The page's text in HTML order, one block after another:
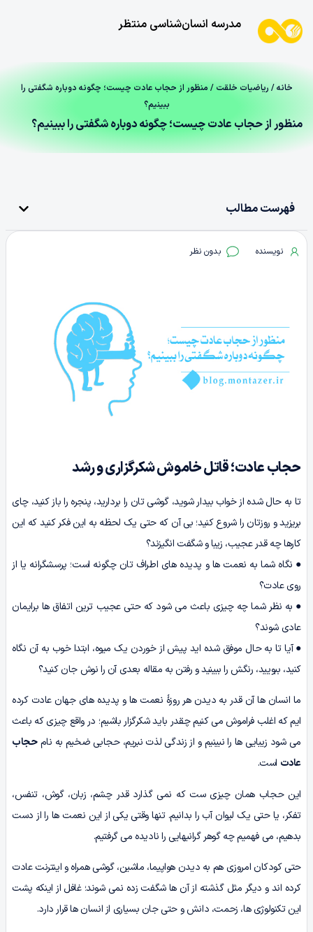
مدرسه انسان‌شناسی منتظر
خانه/ ریاضیات خلقت / منظور از حجاب عادت چیست؛ چگونه دوباره شگفتی را
ببینیم؟
منظور از حجاب عادت چیست؛ چگونه دوباره شگفتی را ببینیم؟
فهرست مطالب
نویسنده بدون نظر
حجاب عادت؛ قاتل خاموش شکرگزاری و رشد
تا به حال شده از خواب بیدار شوید، گوشی تان را بردارید، پنجره را باز کنید، چای
بریزید و روزتان را شروع کنید؛ بی آن که حتی یک لحظه به این فکر کنید که این
کارها چه قدر عجیب، زیبا و شگفت انگیزند؟
● نگاه شما به نعمت ها و پدیده های اطراف تان چگونه است؛ پرسشگرانه یا از
روی عادت؟
● به نظر شما چه چیزی باعث می شود که حتی عجیب ترین اتفاق ها برایمان
عادی شوند؟
● آیا تا به حال موفق شده اید پیش از خوردن یک میوه، ابتدا خوب به آن نگاه
کنید، ببویید، رنگش را ببینید و رفتن به مقاله بعدی آن را نوش جان کنید؟
ما انسان ها آن قدر به دیدن هر روزۀ نعمت ها و پدیده های جهان عادت کرده
ایم که اغلب فراموش می کنیم چقدر باید شکرگزار باشیم؛ در واقع چیزی که باعث
می شود زیبایی ها را نبینیم و از زندگی لذت نبریم، حجابی ضخیم به نامحجاب
عادت است.
این حجاب همان چیزی ست که نمی گذارد قدر چشم، زبان، گوش، تنفس،
تفکر، یا حتی یک لیوان آب را بدانیم. تنها وقتی یکی از این نعمت ها را از دست
بدهیم، می فهمیم چه گوهر گرانبهایی را نادیده می گرفتیم.
حتی کودکان امروزی هم به دیدن هواپیما، ماشین، گوشی همراه و اینترنت عادت
کرده اند و دیگر مثل گذشته از آن ها شگفت زده نمی شوند؛ غافل از اینکه پشت
این تکنولوژی ها، زحمت، دانش و حتی جان بسیاری از انسان ها قرار دارد.